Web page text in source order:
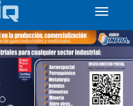
Toggle